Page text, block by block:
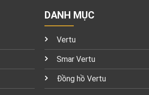
DANH MỤC
Vertu
Smar Vertu
Đồng hồ Vertu